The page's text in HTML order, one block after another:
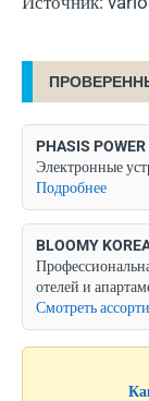
PHASIS POWER
Электронные
Подробнее
BLOOMY
отелей и
Смотреть